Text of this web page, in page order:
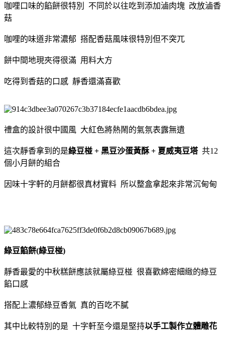
咖哩口味的餡餅很特別 不同於以往吃到添加滷肉塊 改放滷香
菇
咖哩的味道非常濃郁 搭配香菇風味很特別但不突兀
餅中間地現夾得很滿 用料大方
吃得到香菇的口感 靜香還滿喜歡
禮盒的設計很中國風 大紅色將熱鬧的氣氛表露無遺
這次靜香拿到的是綠豆椪 + 黑豆沙蛋黃酥 + 夏威夷豆塔 共12
個小月餅的組合
因味十字軒的月餅都很真材實料 所以整盒拿起來非常沉甸甸
綠豆餡餅(綠豆椪)
靜香最愛的中秋糕餅應該就屬綠豆椪 很喜歡綿密細緻的綠豆
餡口感
搭配上濃郁綠豆香氣 真的百吃不膩
其中比較特別的是 十字軒至今還是堅持以手工製作立體雕花